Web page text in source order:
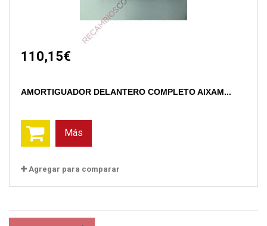
110,15€
AMORTIGUADOR DELANTERO COMPLETO AIXAM...
Más
Agregar para comparar